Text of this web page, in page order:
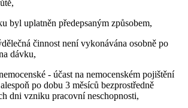
byl uplatněn předepsaným způsobem,
činnost není vykonávána osobně po
dávku,
- účast na nemocenském pojištění
po dobu 3 měsíců bezprostředně
dni vzniku pracovní neschopnosti,